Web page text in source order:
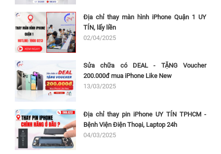
Địa chỉ thay màn hình iPhone Quận 1 UY
TÍN, lấy liền
02/04/2025
Sửa chữa có DEAL - TẶNG Voucher
200.000đ mua iPhone Like New
13/03/2025
Địa chỉ thay pin iPhone UY TÍN TPHCM -
Bệnh Viện Điện Thoại, Laptop 24h
04/03/2025